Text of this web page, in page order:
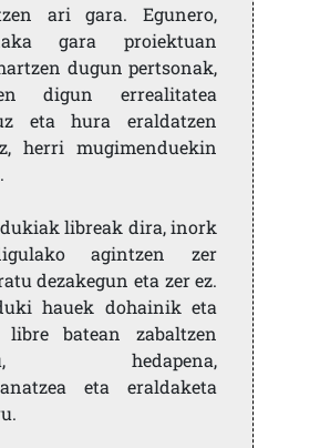
ari gara. Egunero,
gara proiektuan
dugun pertsonak,
digun errealitatea
eta hura eraldatzen
herri mugimenduekin
libreak dira, inork
agintzen zer
dezakegun eta zer ez.
hauek dohainik eta
libre batean zabaltzen
hedapena,
eta eraldaketa